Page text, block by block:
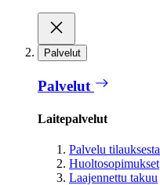
Palvelut
Palvelut
Laitepalvelut
Palvelu tilauksesta
Huoltosopimukset
Laajennettu takuu